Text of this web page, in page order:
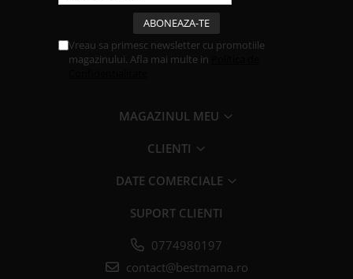
Vreau sa primesc newsletter cu promotiile
magazinului. Afla mai multe in
MAGAZINUL MEU
CLIENTI
DATE COMERCIALE
SUPORT CLIENTI
0774980197
contact@bestmama.ro